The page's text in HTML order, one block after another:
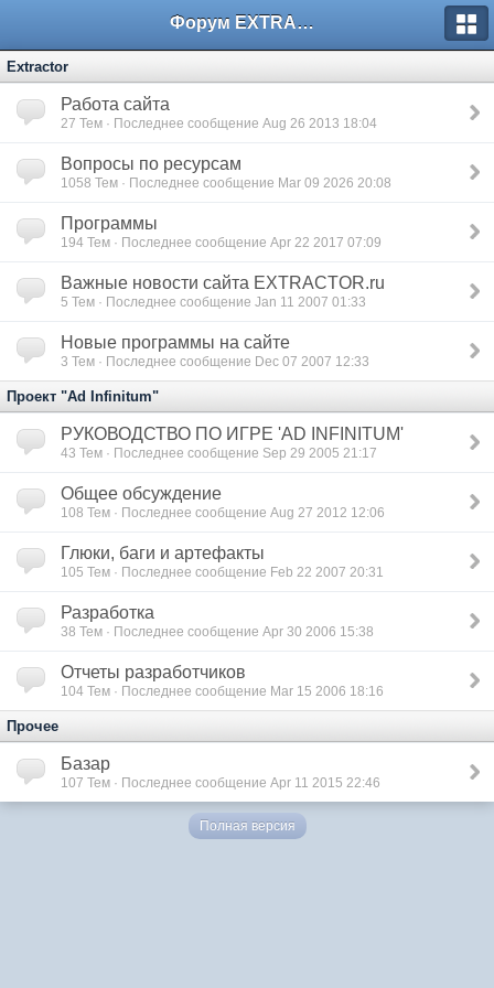
Форум EXTRACTOR.ru
Extractor
Работа сайта
27 Тем · Последнее сообщение Aug 26 2013 18:04
Вопросы по ресурсам
1058 Тем · Последнее сообщение Mar 09 2026 20:08
Программы
194 Тем · Последнее сообщение Apr 22 2017 07:09
Важные новости сайта EXTRACTOR.ru
5 Тем · Последнее сообщение Jan 11 2007 01:33
Новые программы на сайте
3 Тем · Последнее сообщение Dec 07 2007 12:33
Проект "Ad Infinitum"
РУКОВОДСТВО ПО ИГРЕ 'AD INFINITUM'
43 Тем · Последнее сообщение Sep 29 2005 21:17
Общее обсуждение
108 Тем · Последнее сообщение Aug 27 2012 12:06
Глюки, баги и артефакты
105 Тем · Последнее сообщение Feb 22 2007 20:31
Разработка
38 Тем · Последнее сообщение Apr 30 2006 15:38
Отчеты разработчиков
104 Тем · Последнее сообщение Mar 15 2006 18:16
Прочее
Базар
107 Тем · Последнее сообщение Apr 11 2015 22:46
Полная версия